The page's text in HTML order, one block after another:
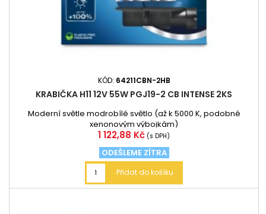
KÓD: 64211CBN-2HB
KRABIČKA H11 12V 55W PGJ19-2 CB INTENSE 2KS
Moderní světle modrobílé světlo (až k 5000 K, podobné
xenonovým výbojkám)
Cena
1 122,88 Kč (s DPH)
ODEŠLEME ZÍTRA
Přidat do košíku